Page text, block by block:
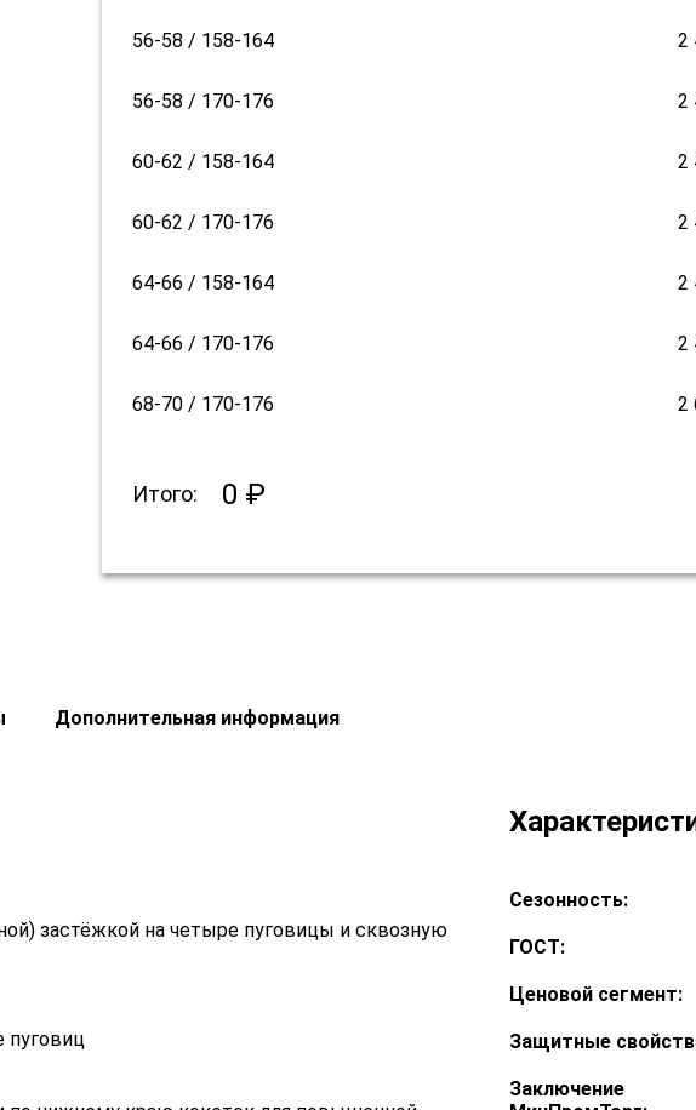
56-58 / 158-164 2
56-58 / 170-176 2
60-62 / 158-164 2
60-62 / 170-176 2
64-66 / 158-164 2
64-66 / 170-176 2
68-70 / 170-176 2
Итого: 0 ₽
Дополнительная информация
застёжкой на четыре пуговицы и сквозную
пуговиц
Сезонность:
ГОСТ:
Ценовой сегмент:
Защитные
Заключение